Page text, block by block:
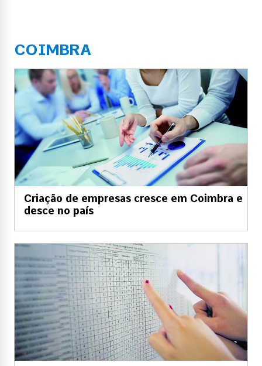
COIMBRA
Criação de empresas cresce em Coimbra e
desce no país